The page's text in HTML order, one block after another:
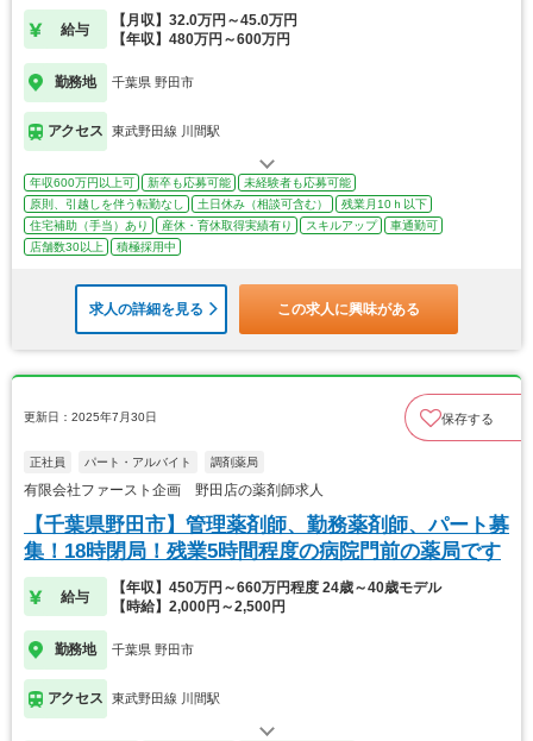
給与
【月収】32.0万円～45.0万円
【年収】480万円～600万円
勤務地 千葉県 野田市
アクセス 東武野田線 川間駅
年収600万円以上可 新卒も応募可能
未経験者も応募可能
原則、引越しを伴う転勤なし
土日休み（相談可含む）
残業月10ｈ以下
住宅補助（手当）あり
産休・育休取得実績有り スキルアップ
車通勤可
店舗数30以上
積極採用中
求人の詳細を見る この求人に興味がある
更新日：2025年7月30日 保存する
正社員 パート・アルバイト 調剤薬局
有限会社ファースト企画 野田店の薬剤師求人
【千葉県野田市】管理薬剤師、勤務薬剤師、パート募
集！18時閉局！残業5時間程度の病院門前の薬局です
給与
【年収】450万円～660万円程度 24歳～40歳モデル
【時給】2,000円～2,500円
勤務地 千葉県 野田市
アクセス 東武野田線 川間駅